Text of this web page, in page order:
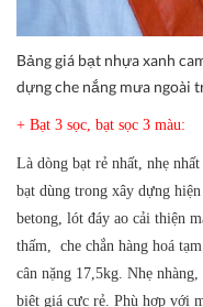
Bảng giá bạt nhựa xanh
dựng che nắng mưa ngoài
+ Bạt 3 sọc, bạt sọc 3 màu:
Là dòng bạt rẻ nhất, nhẹ
bạt dùng trong xây dựng
betong, lót đáy ao cải thiện
thấm, che chắn hàng hoá
cân nặng 17,5kg. Nhẹ
biệt giá cực rẻ. Phù hợp với